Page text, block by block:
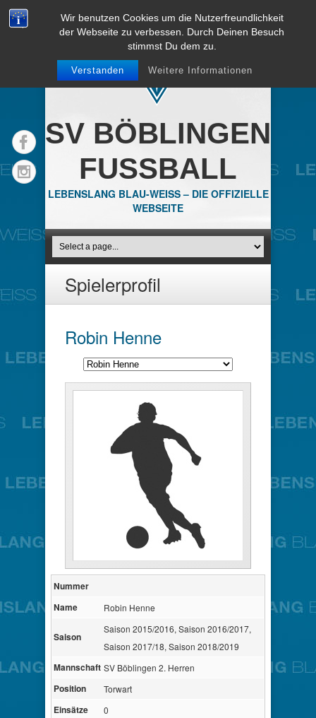
Wir benutzen Cookies um die Nutzerfreundlichkeit
der Webseite zu verbessen. Durch Deinen Besuch
stimmst Du dem zu.
Verstanden Weitere Informationen
SV BÖBLINGEN
FUSSBALL
LEBENSLANG BLAU-WEISS – DIE OFFIZIELLE
WEBSEITE
Spielerprofil
Robin Henne
Nummer
Name
Robin Henne
Saison
Saison 2015/2016, Saison 2016/2017,
Saison 2017/18, Saison 2018/2019
Mannschaft SV Böblingen 2. Herren
Position Torwart
Einsätze 0